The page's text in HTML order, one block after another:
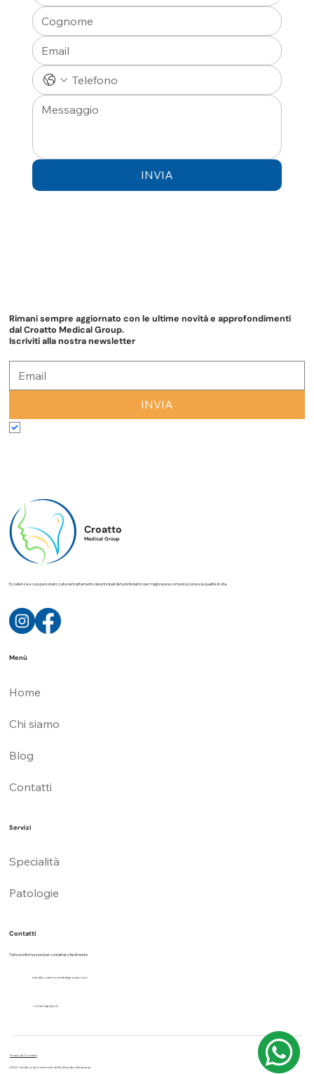
INVIA
Rimani sempre aggiornato con le ultime novità e approfondimenti
dal Croatto Medical Group.
Iscriviti alla nostra newsletter
INVIA
Croatto
Medical Group
Eccellenza e cura personalizzata nel trattamento dei principali disturbi foniatrici per migliorare la comunicazione e la qualità di vita.
Menù
Home
Chi siamo
Blog
Contatti
Servizi
Specialità
Patologie
Contatti
Tutte le informazioni per contattarci facilmente
info@croattomedicalgroup.com
+39 3514656511
2025 - Un altro sito internet di No Borders Business
Privacy & Cookies